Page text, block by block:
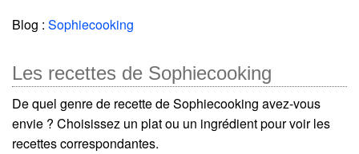
Blog : Sophiecooking
Les recettes de Sophiecooking
De quel genre de recette de Sophiecooking avez-vous
envie ? Choisissez un plat ou un ingrédient pour voir les
recettes correspondantes.